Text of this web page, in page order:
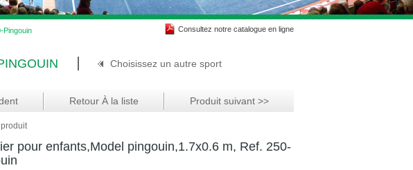
Pingouin Consultez notre catalogue en ligne
Choisissez un autre sport
Retour À la liste Produit suivant >>
pour enfants,Model pingouin,1.7x0.6 m, Ref. 250-